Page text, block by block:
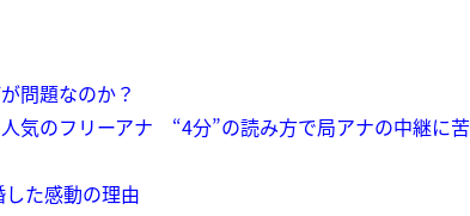
問題なのか？
気のフリーアナ “4分”の読み方で局アナの中継に苦
た感動の理由